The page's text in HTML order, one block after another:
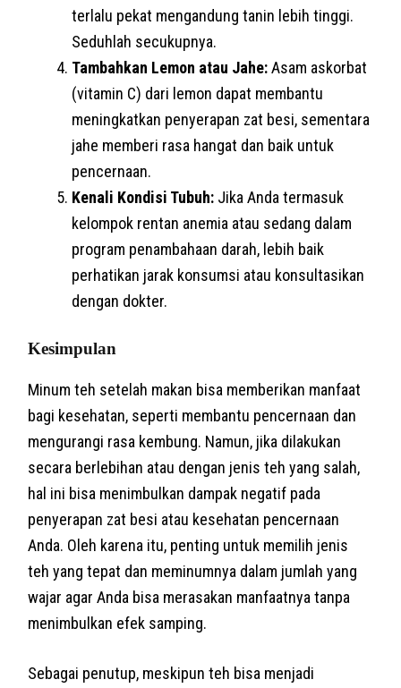
terlalu pekat mengandung tanin lebih tinggi.
Seduhlah secukupnya.
Tambahkan Lemon atau Jahe:Asam askorbat
(vitamin C) dari lemon dapat membantu
meningkatkan penyerapan zat besi, sementara
jahe memberi rasa hangat dan baik untuk
pencernaan.
Kenali Kondisi Tubuh: Jika Anda termasuk
kelompok rentan anemia atau sedang dalam
program penambahaan darah, lebih baik
perhatikan jarak konsumsi atau konsultasikan
dengan dokter.
Kesimpulan
Minum teh setelah makan bisa memberikan manfaat
bagi kesehatan, seperti membantu pencernaan dan
mengurangi rasa kembung. Namun, jika dilakukan
secara berlebihan atau dengan jenis teh yang salah,
hal ini bisa menimbulkan dampak negatif pada
penyerapan zat besi atau kesehatan pencernaan
Anda. Oleh karena itu, penting untuk memilih jenis
teh yang tepat dan meminumnya dalam jumlah yang
wajar agar Anda bisa merasakan manfaatnya tanpa
menimbulkan efek samping.
Sebagai penutup, meskipun teh bisa menjadi